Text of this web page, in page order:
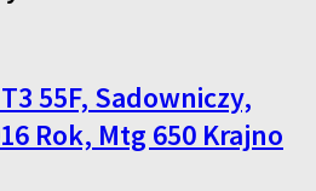
55F, Sadowniczy,
Rok, Mtg 650 Krajno